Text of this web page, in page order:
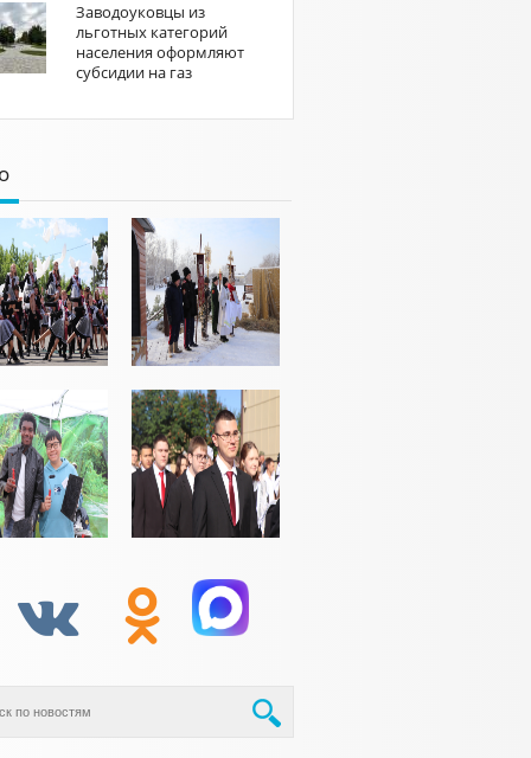
Заводоуковцы из
льготных категорий
населения оформляют
субсидии на газ